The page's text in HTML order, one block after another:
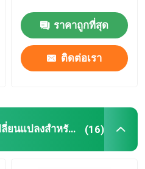
ราคาถูกที่สุด
ติดต่อเรา
การขับเคลื่อนความถี่ที่เปลี่ยนแปลงสําหรับเครน (16)